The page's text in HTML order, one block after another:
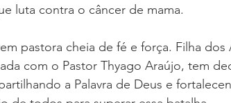
luta contra o câncer de mama.
pastora cheia de fé e força. Filha
com o Pastor Thyago Araújo, tem
a Palavra de Deus e